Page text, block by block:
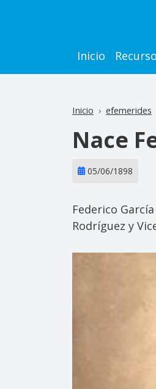
Main
Inicio
Inicio efemerides
Nace
05/06/1898
Federico
Rodríguez y